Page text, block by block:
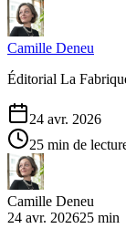
Camille Deneu
Éditorial La
24 avr. 2026
25 min de
Camille Deneu
24 avr. 202625 min